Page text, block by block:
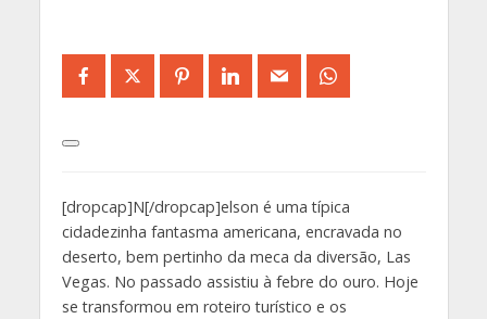
[dropcap]N[/dropcap]elson é uma típica
cidadezinha fantasma americana, encravada no
deserto, bem pertinho da meca da diversão, Las
Vegas. No passado assistiu à febre do ouro. Hoje
se transformou em roteiro turístico e os